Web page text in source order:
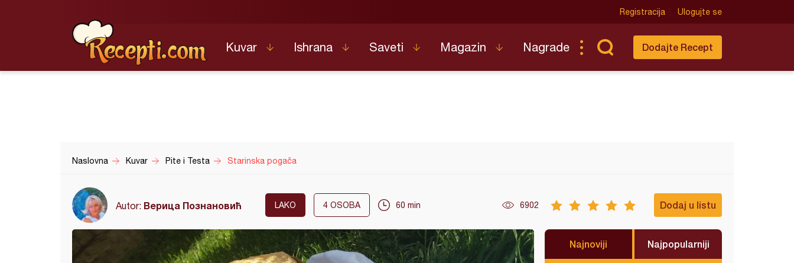
Registracija Ulogujte se
Kuvar Ishrana Saveti Magazin Nagrade Dodajte Recept
Naslovna Kuvar Pite i Testa Starinska pogača
Autor: Верица Познановић LAKO 4 OSOBA 60 min 6902 Dodaj u listu
Najnoviji Najpopularniji